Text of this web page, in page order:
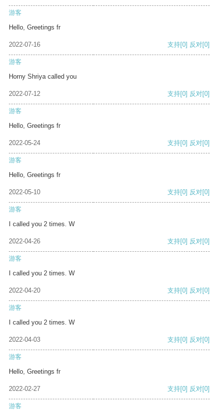
游客
Hello, Greetings fr
2022-07-16 支持[0] 反对[0]
游客
Horny Shriya called you
2022-07-12 支持[0] 反对[0]
游客
Hello, Greetings fr
2022-05-24 支持[0] 反对[0]
游客
Hello, Greetings fr
2022-05-10 支持[0] 反对[0]
游客
I called you 2 times. W
2022-04-26 支持[0] 反对[0]
游客
I called you 2 times. W
2022-04-20 支持[0] 反对[0]
游客
I called you 2 times. W
2022-04-03 支持[0] 反对[0]
游客
Hello, Greetings fr
2022-02-27 支持[0] 反对[0]
游客